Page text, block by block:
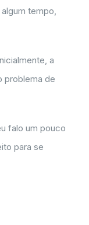
tempo,
a
problema de
falo um pouco
para se